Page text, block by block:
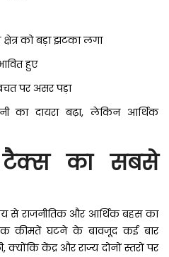
को बड़ा झटका लगा
हुए
पर असर पड़ा
का दायरा बढ़ा, लेकिन आर्थिक
टैक्स का सबसे
से राजनीतिक और आर्थिक बहस का
कीमतें घटने के बावजूद कई बार
क्योंकि केंद्र और राज्य दोनों स्तरों पर